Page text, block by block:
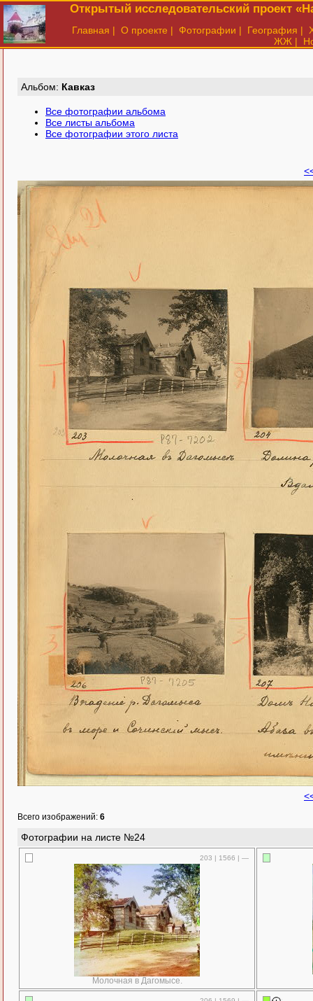
Открытый исследовательский проект
Главная | О проекте | Фотографии | География |
ЖЖ |
Aльбом: Кавказ
Все фотографии альбома
Все листы альбома
Все фотографии этого листа
Всего изображений: 6
Фотографии на листе №24
203 | 1566 | —
Молочная в Дагомысе.